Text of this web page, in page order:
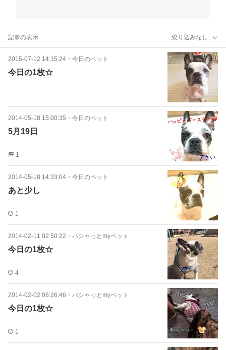
記事の表示 絞り込みなし
2015-07-12 14:15:24 ・ 今日のペット
今日の1枚☆
2014-05-18 15:00:35 ・ 今日のペット
5月19日
1
2014-05-18 14:33:04 ・ 今日のペット
あと少し
1
2014-02-11 02:50:22 ・ パシャっとmyペット
今日の1枚☆
4
2014-02-02 06:26:46 ・ パシャっとmyペット
今日の1枚☆
1